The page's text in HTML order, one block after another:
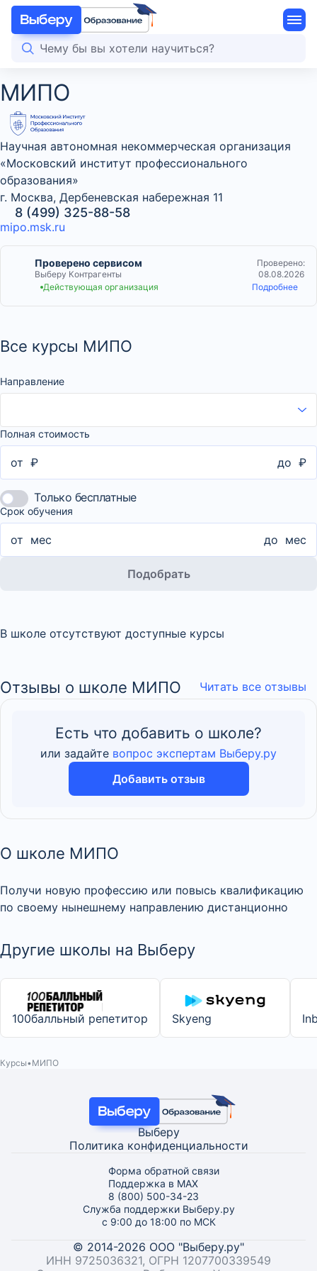
МИПО
8 (499) 325-88-58
Научная автономная некоммерческая организация
«Московский институт профессионального
образования»
г. Москва, Дербеневская набережная 11
mipo.msk.ru
Проверено сервисом
Выберу Контрагенты
Проверено:
08.08.2026
Действующая организация
Подробнее
Все курсы МИПО
Направление
Полная стоимость
от ₽ до ₽
Только бесплатные
Срок обучения
от мес до мес
Подобрать
В школе отсутствуют доступные курсы
Отзывы о школе МИПО Читать все отзывы
Есть что добавить о школе?
или задайте вопрос экспертам Выберу.ру
Добавить отзыв
О школе МИПО
Получи новую профессию или повысь квалификацию
по своему нынешнему направлению дистанционно
Другие школы на Выберу
100балльный репетитор Skyeng
Курсы МИПО
Выберу
Политика конфиденциальности
Форма обратной связи
Поддержка в MAX
8 (800) 500-34-23
Служба поддержки Выберу.ру
с 9:00 до 18:00 по МСК
© 2014-2026 ООО "Выберу.ру"
ИНН 9725036321, ОГРН 1207700339549